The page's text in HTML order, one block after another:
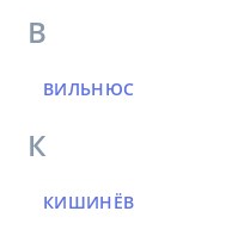
В
ВИЛЬНЮС
К
КИШИНЁВ